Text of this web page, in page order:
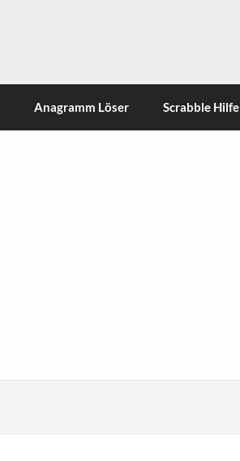
Anagramm Löser Scrabble Hilfe